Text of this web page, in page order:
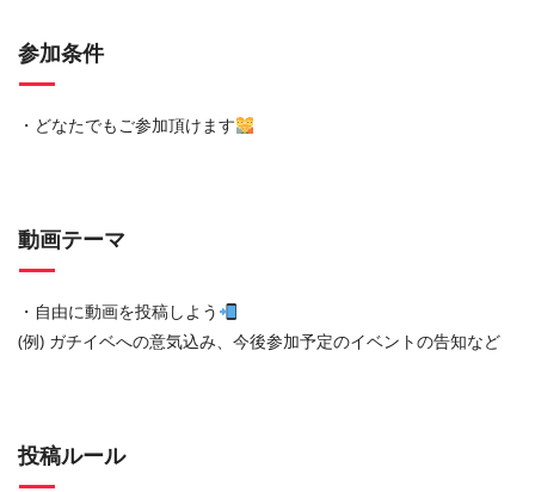
参加条件
・どなたでもご参加頂けます
動画テーマ
・自由に動画を投稿しよう
(例) ガチイベへの意気込み、今後参加予定のイベントの告知など
投稿ルール